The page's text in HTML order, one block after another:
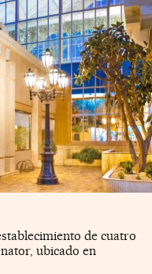
de cuatro
ubicado en